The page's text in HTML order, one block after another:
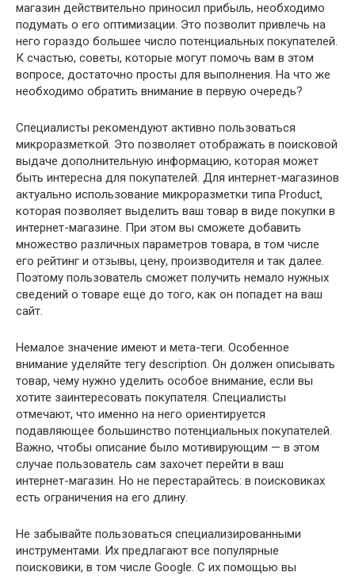
магазин действительно приносил прибыль, необходимо
подумать о его оптимизации. Это позволит привлечь на
него гораздо большее число потенциальных покупателей.
К счастью, советы, которые могут помочь вам в этом
вопросе, достаточно просты для выполнения. На что же
необходимо обратить внимание в первую очередь?
Специалисты рекомендуют активно пользоваться
микроразметкой. Это позволяет отображать в поисковой
выдаче дополнительную информацию, которая может
быть интересна для покупателей. Для интернет-магазинов
актуально использование микроразметки типа Product,
которая позволяет выделить ваш товар в виде покупки в
интернет-магазине. При этом вы сможете добавить
множество различных параметров товара, в том числе
его рейтинг и отзывы, цену, производителя и так далее.
Поэтому пользователь сможет получить немало нужных
сведений о товаре еще до того, как он попадет на ваш
сайт.
Немалое значение имеют и мета-теги. Особенное
внимание уделяйте тегу description. Он должен описывать
товар, чему нужно уделить особое внимание, если вы
хотите заинтересовать покупателя. Специалисты
отмечают, что именно на него ориентируется
подавляющее большинство потенциальных покупателей.
Важно, чтобы описание было мотивирующим — в этом
случае пользователь сам захочет перейти в ваш
интернет-магазин. Но не перестарайтесь: в поисковиках
есть ограничения на его длину.
Не забывайте пользоваться специализированными
инструментами. Их предлагают все популярные
поисковики, в том числе Google. С их помощью вы